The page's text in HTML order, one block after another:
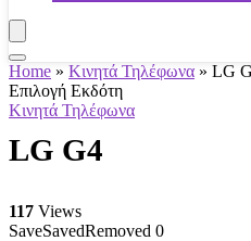
Home » Κινητά Τηλέφωνα » LG
Επιλογή Εκδότη
Κινητά Τηλέφωνα
LG G4
117 Views
SaveSavedRemoved 0